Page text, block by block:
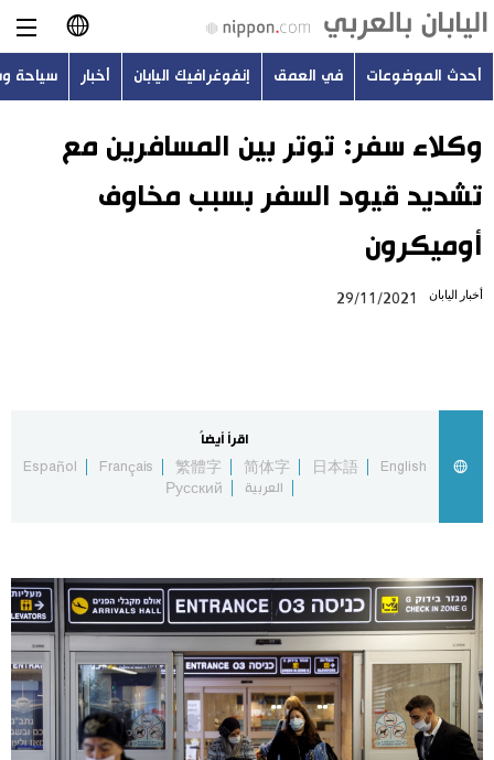
日本語
English
简体字
أحدث الموضوعات
سياحة وسفر
اليابان في فيديو
مانغا وأنيمي
علوم وتكنولوجيا
الأقسام
أحدث الموضوعات في العمق إنفوغرافيك اليابان أخبار سياحة
وكلاء سفر: توتر بين المسافرين مع
تشديد قيود السفر بسبب مخاوف
أوميكرون
أخبار اليابان 29/11/2021
اقرأ أيضاً
English
日本語
简体字
繁體字
Français
Español
العربية
Русский